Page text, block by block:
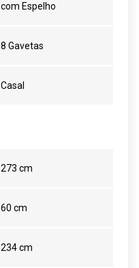
com Espelho
8 Gavetas
Casal
273 cm
60 cm
234 cm